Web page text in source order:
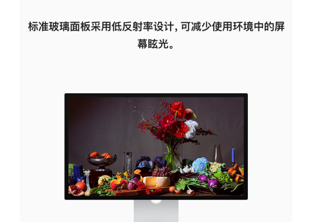
标准玻璃面板采用低反射率设计，可减少使用环境中的屏
幕眩光。